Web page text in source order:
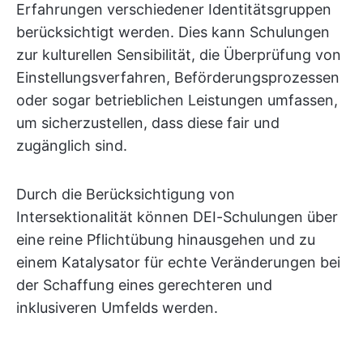
Erfahrungen verschiedener Identitätsgruppen
berücksichtigt werden. Dies kann Schulungen
zur kulturellen Sensibilität, die Überprüfung von
Einstellungsverfahren, Beförderungsprozessen
oder sogar betrieblichen Leistungen umfassen,
um sicherzustellen, dass diese fair und
zugänglich sind.
Durch die Berücksichtigung von
Intersektionalität können DEI-Schulungen über
eine reine Pflichtübung hinausgehen und zu
einem Katalysator für echte Veränderungen bei
der Schaffung eines gerechteren und
inklusiveren Umfelds werden.